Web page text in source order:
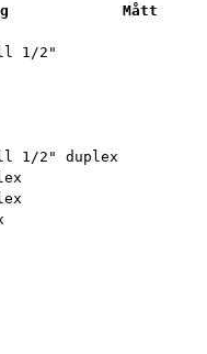
Mått
1/2"
1/2" duplex